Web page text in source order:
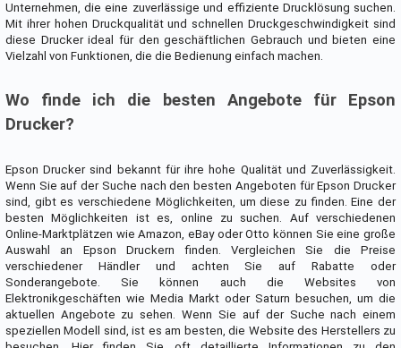
Unternehmen, die eine zuverlässige und effiziente Drucklösung suchen.
Mit ihrer hohen Druckqualität und schnellen Druckgeschwindigkeit sind
diese Drucker ideal für den geschäftlichen Gebrauch und bieten eine
Vielzahl von Funktionen, die die Bedienung einfach machen.
Wo finde ich die besten Angebote für Epson
Drucker?
Epson Drucker sind bekannt für ihre hohe Qualität und Zuverlässigkeit.
Wenn Sie auf der Suche nach den besten Angeboten für Epson Drucker
sind, gibt es verschiedene Möglichkeiten, um diese zu finden. Eine der
besten Möglichkeiten ist es, online zu suchen. Auf verschiedenen
Online-Marktplätzen wie Amazon, eBay oder Otto können Sie eine große
Auswahl an Epson Druckern finden. Vergleichen Sie die Preise
verschiedener Händler und achten Sie auf Rabatte oder
Sonderangebote. Sie können auch die Websites von
Elektronikgeschäften wie Media Markt oder Saturn besuchen, um die
aktuellen Angebote zu sehen. Wenn Sie auf der Suche nach einem
speziellen Modell sind, ist es am besten, die Website des Herstellers zu